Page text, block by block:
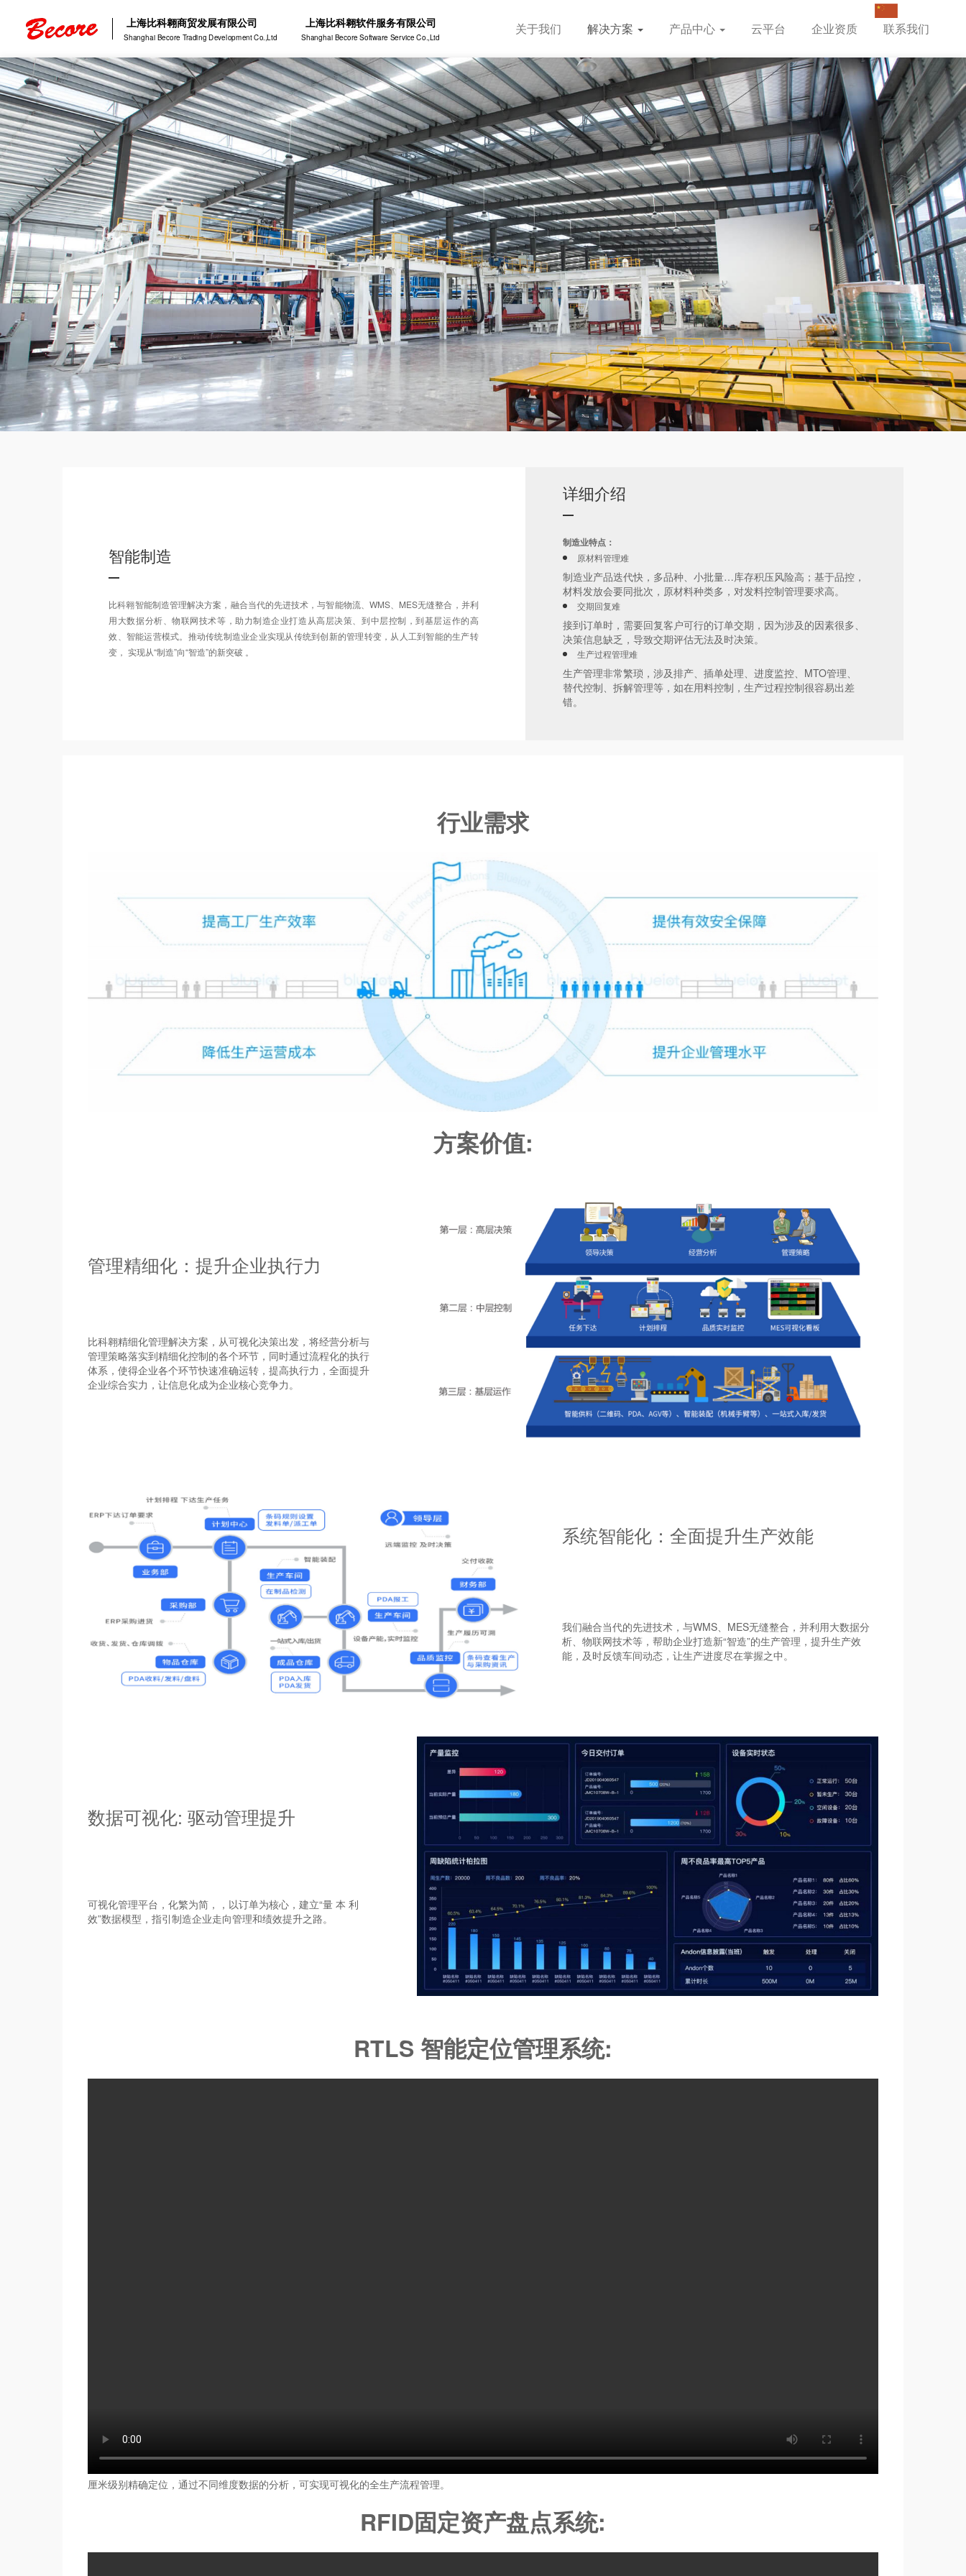
上海比科翱商贸发展有限公司
Shanghai Becore Trading Development Co.,Ltd
上海比科翱软件服务有限公司
Shanghai Becore Software Service Co.,Ltd
关于我们 解决方案 产品中心 云平台 企业资质 联系我们
智能制造
比科翱智能制造管理解决方案，融合当代的先进技术，与智能物流、WMS、MES无缝整合，并利
用大数据分析、物联网技术等，助力制造企业打造从高层决策、到中层控制，到基层运作的高
效、智能运营模式。推动传统制造业企业实现从传统到创新的管理转变，从人工到智能的生产转
变， 实现从“制造”向“智造”的新突破 。
详细介绍
制造业特点：
原材料管理难
制造业产品迭代快，多品种、小批量…库存积压风险高；基于品控，
材料发放会要同批次，原材料种类多，对发料控制管理要求高。
交期回复难
接到订单时，需要回复客户可行的订单交期，因为涉及的因素很多、
决策信息缺乏，导致交期评估无法及时决策。
生产过程管理难
生产管理非常繁琐，涉及排产、插单处理、进度监控、MTO管理、
替代控制、拆解管理等，如在用料控制，生产过程控制很容易出差
错。
行业需求
方案价值:
管理精细化：提升企业执行力
比科翱精细化管理解决方案，从可视化决策出发，将经营分析与
管理策略落实到精细化控制的各个环节，同时通过流程化的执行
体系，使得企业各个环节快速准确运转，提高执行力，全面提升
企业综合实力，让信息化成为企业核心竞争力。
系统智能化：全面提升生产效能
我们融合当代的先进技术，与WMS、MES无缝整合，并利用大数据分
析、物联网技术等，帮助企业打造新“智造”的生产管理，提升生产效
能，及时反馈车间动态，让生产进度尽在掌握之中。
数据可视化: 驱动管理提升
可视化管理平台，化繁为简，，以订单为核心，建立“量 本 利
效”数据模型，指引制造企业走向管理和绩效提升之路。
RTLS 智能定位管理系统:
厘米级别精确定位，通过不同维度数据的分析，可实现可视化的全生产流程管理。
RFID固定资产盘点系统: